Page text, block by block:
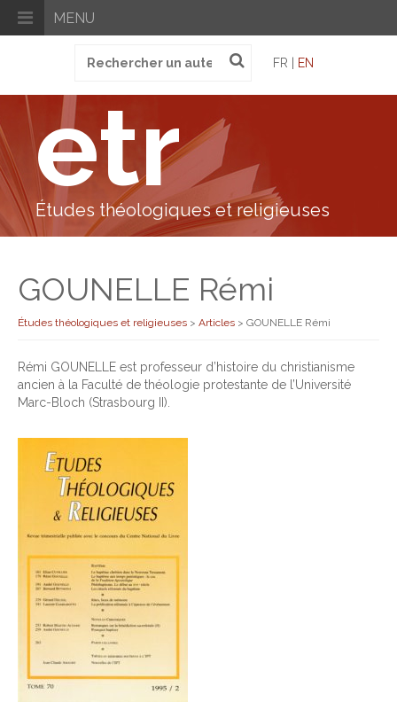
MENU
pour
FR | EN
etr
Études théologiques et religieuses
GOUNELLE Rémi
Études théologiques et religieuses > Articles > GOUNELLE Rémi
Rémi GOUNELLE est professeur d’histoire du christianisme
ancien à la Faculté de théologie protestante de l’Université
Marc-Bloch (Strasbourg II).